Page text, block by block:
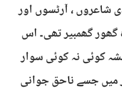
شاعروں ، آرٹسوں اور
گھور گھمبیر تھی۔ اس
کوئی نہ کوئی سوار
میں جسے ناحق جوانی